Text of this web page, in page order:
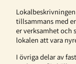
tillsammans med
er verksamhet och
lokalen att vara
I övriga delar av